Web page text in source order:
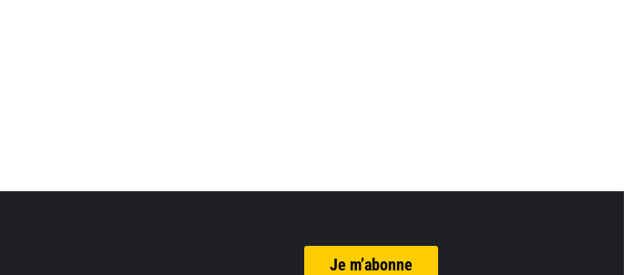
Je m’abonne